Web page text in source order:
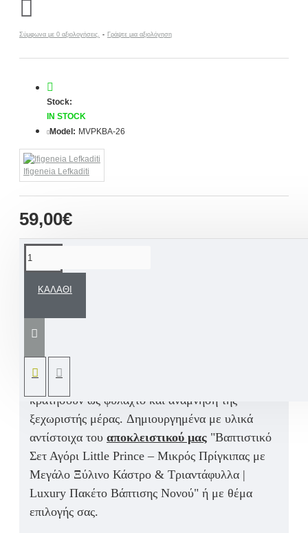
Σύμφωνα με 0 αξιολογήσεις. - Γράψτε μια αξιολόγηση
59,00€
Stock:
IN STOCK
Model: MVPKBA-26
Ifigeneia Lefkaditi
ΚΑΛΆΘΙ
σε μπλε λευκό με χάντρες και μεταλλικό
και μοναδικό ενθύμιο, που οι καλεσμένοι θα
κρατήσουν ως φυλαχτό και ανάμνηση της
ξεχωριστής μέρας. Δημιουργημένα με υλικά
αντίστοιχα του αποκλειστικού μας "Βαπτιστικό
Σετ Αγόρι Little Prince – Μικρός Πρίγκιπας με
Μεγάλο Ξύλινο Κάστρο & Τριαντάφυλλα |
Luxury Πακέτο Βάπτισης Νονού" ή με θέμα
επιλογής σας.